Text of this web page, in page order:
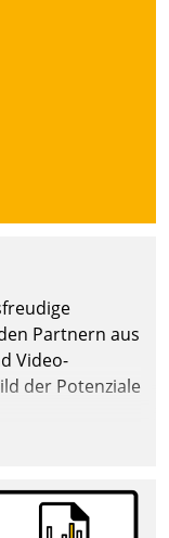
Partnern aus
Video-
der Potenziale